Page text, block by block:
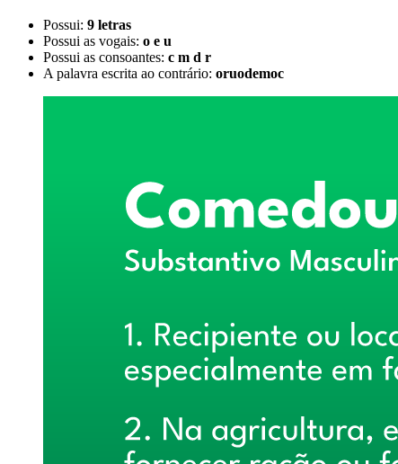
Possui: 9 letras
Possui as vogais: o e u
Possui as consoantes: c m d r
A palavra escrita ao contrário: oruodemoc